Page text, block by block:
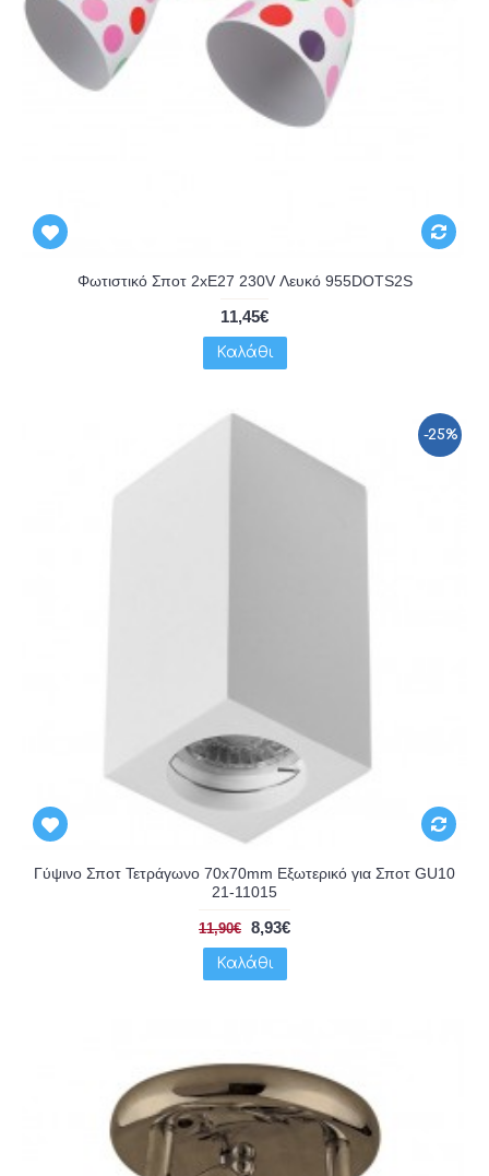
Φωτιστικό Σποτ 2xE27 230V Λευκό 955DOTS2S
11,45€
Καλάθι
-25%
Γύψινο Σποτ Τετράγωνο 70x70mm Εξωτερικό για Σποτ GU10
21-11015
11,90€ 8,93€
Καλάθι